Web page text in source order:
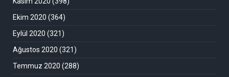
Ekim 2020 (364)
Eylül 2020 (321)
Ağustos 2020 (321)
Temmuz 2020 (288)